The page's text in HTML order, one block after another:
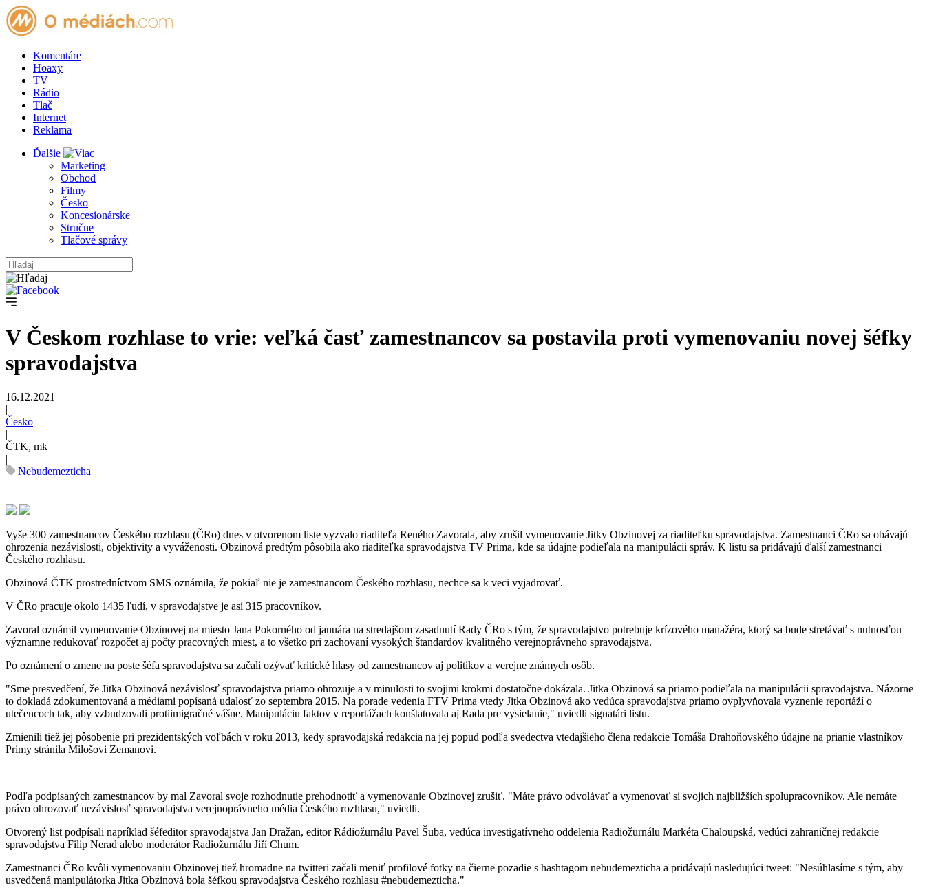
Komentáre
Hoaxy
TV
Rádio
Tlač
Internet
Reklama
Ďalšie
Marketing
Obchod
Filmy
Česko
Koncesionárske
Stručne
Tlačové správy
V Českom rozhlase to vrie: veľká časť zamestnancov sa postavila proti vymenovaniu novej šéfky
spravodajstva
16.12.2021
|
Česko
|
ČTK, mk
|
Nebudemezticha
Vyše 300 zamestnancov Českého rozhlasu (ČRo) dnes v otvorenom liste vyzvalo riaditeľa Reného Zavorala, aby zrušil vymenovanie Jitky Obzinovej za riaditeľku spravodajstva. Zamestnanci ČRo sa obávajú
ohrozenia nezávislosti, objektivity a vyváženosti. Obzinová predtým pôsobila ako riaditeľka spravodajstva TV Prima, kde sa údajne podieľala na manipulácii správ. K listu sa pridávajú ďalší zamestnanci
Českého rozhlasu.
Obzinová ČTK prostredníctvom SMS oznámila, že pokiaľ nie je zamestnancom Českého rozhlasu, nechce sa k veci vyjadrovať.
V ČRo pracuje okolo 1435 ľudí, v spravodajstve je asi 315 pracovníkov.
Zavoral oznámil vymenovanie Obzinovej na miesto Jana Pokorného od januára na stredajšom zasadnutí Rady ČRo s tým, že spravodajstvo potrebuje krízového manažéra, ktorý sa bude stretávať s nutnosťou
významne redukovať rozpočet aj počty pracovných miest, a to všetko pri zachovaní vysokých štandardov kvalitného verejnoprávneho spravodajstva.
Po oznámení o zmene na poste šéfa spravodajstva sa začali ozývať kritické hlasy od zamestnancov aj politikov a verejne známych osôb.
"Sme presvedčení, že Jitka Obzinová nezávislosť spravodajstva priamo ohrozuje a v minulosti to svojimi krokmi dostatočne dokázala. Jitka Obzinová sa priamo podieľala na manipulácii spravodajstva. Názorne
to dokladá zdokumentovaná a médiami popísaná udalosť zo septembra 2015. Na porade vedenia FTV Prima vtedy Jitka Obzinová ako vedúca spravodajstva priamo ovplyvňovala vyznenie reportáží o
utečencoch tak, aby vzbudzovali protiimigračné vášne. Manipuláciu faktov v reportážach konštatovala aj Rada pre vysielanie," uviedli signatári listu.
Zmienili tiež jej pôsobenie pri prezidentských voľbách v roku 2013, kedy spravodajská redakcia na jej popud podľa svedectva vtedajšieho člena redakcie Tomáša Drahoňovského údajne na prianie vlastníkov
Primy stránila Milošovi Zemanovi.
Podľa podpísaných zamestnancov by mal Zavoral svoje rozhodnutie prehodnotiť a vymenovanie Obzinovej zrušiť. "Máte právo odvolávať a vymenovať si svojich najbližších spolupracovníkov. Ale nemáte
právo ohrozovať nezávislosť spravodajstva verejnoprávneho média Českého rozhlasu," uviedli.
Otvorený list podpísali napríklad šéfeditor spravodajstva Jan Dražan, editor Rádiožurnálu Pavel Šuba, vedúca investigatívneho oddelenia Radiožurnálu Markéta Chaloupská, vedúci zahraničnej redakcie
spravodajstva Filip Nerad alebo moderátor Radiožurnálu Jiří Chum.
Zamestnanci ČRo kvôli vymenovaniu Obzinovej tiež hromadne na twitteri začali meniť profilové fotky na čierne pozadie s hashtagom nebudemezticha a pridávajú nasledujúci tweet: "Nesúhlasíme s tým, aby
usvedčená manipulátorka Jitka Obzinová bola šéfkou spravodajstva Českého rozhlasu #nebudemezticha."